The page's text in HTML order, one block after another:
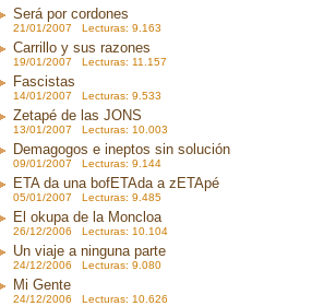
Será por cordones
21/01/2007 Lecturas: 9.163
Carrillo y sus razones
19/01/2007 Lecturas: 11.157
Fascistas
14/01/2007 Lecturas: 9.533
Zetapé de las JONS
13/01/2007 Lecturas: 10.003
Demagogos e ineptos sin solución
09/01/2007 Lecturas: 9.144
ETA da una bofETAda a zETApé
05/01/2007 Lecturas: 9.485
El okupa de la Moncloa
26/12/2006 Lecturas: 10.104
Un viaje a ninguna parte
24/12/2006 Lecturas: 9.080
Mi Gente
24/12/2006 Lecturas: 10.626